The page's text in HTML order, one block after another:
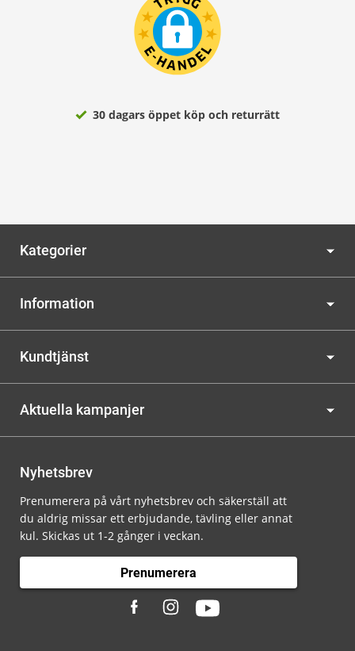
30 dagars öppet köp och returrätt
Kategorier
Information
Kundtjänst
Aktuella kampanjer
Nyhetsbrev
Prenumerera på vårt nyhetsbrev och säkerställ att
du aldrig missar ett erbjudande, tävling eller annat
kul. Skickas ut 1-2 gånger i veckan.
Prenumerera